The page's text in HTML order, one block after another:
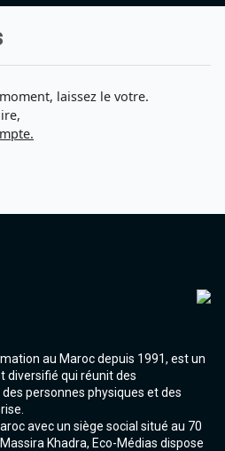
Agadir 99.7 Hz
Fès 98.8 Hz
El Jadida 97.3
106.4
Taounate 95.6
laissez le votre.
au Maroc depuis 1991, est un
diversifié qui réunit des
personnes physiques et des
avec un siège social situé au 70
Khadra, Eco-Médias dispose